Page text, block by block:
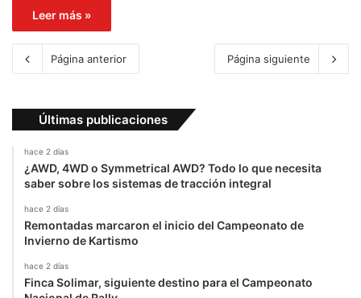
Leer más »
Página anterior Página siguiente
Últimas publicaciones
hace 2 días
¿AWD, 4WD o Symmetrical AWD? Todo lo que necesita
saber sobre los sistemas de tracción integral
hace 2 días
Remontadas marcaron el inicio del Campeonato de
Invierno de Kartismo
hace 2 días
Finca Solimar, siguiente destino para el Campeonato